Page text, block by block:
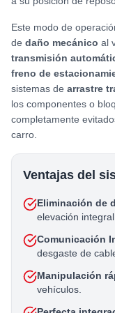
Este modo de
de daño mecánico al
transmisión
freno de
sistemas de arrastre
los componentes o
completamente
carro.
Ventajas del
Eliminación de
elevación integral.
Comunicación
desgaste de
Manipulación
vehículos.